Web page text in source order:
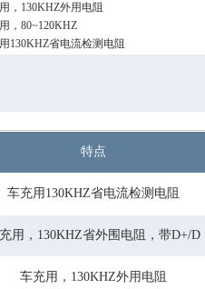
，130KHZ外用电阻
，80~120KHZ
130KHZ省电流检测电阻
特点
车充用130KHZ省电流检测电阻
用，130KHZ省外围电阻，带D+/D
车充用，130KHZ外用电阻